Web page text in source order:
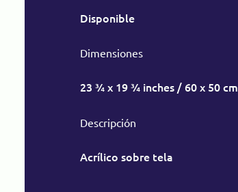
Disponible
Dimensiones
23 ¾ x 19 ¾ inches / 60 x 50 cm
Descripción
Acrílico sobre tela